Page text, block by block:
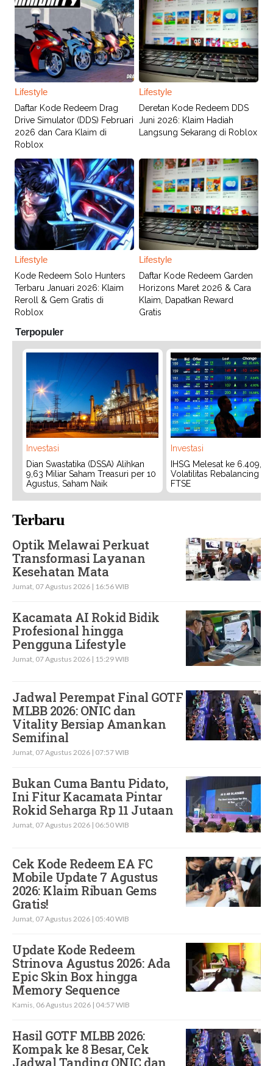
Lifestyle
Daftar Kode Redeem Drag
Drive Simulator (DDS) Februari
2026 dan Cara Klaim di
Roblox
Lifestyle
Deretan Kode Redeem DDS
Juni 2026: Klaim Hadiah
Langsung Sekarang di Roblox
Lifestyle
Kode Redeem Solo Hunters
Terbaru Januari 2026: Klaim
Reroll & Gem Gratis di
Roblox
Lifestyle
Daftar Kode Redeem Garden
Horizons Maret 2026 & Cara
Klaim, Dapatkan Reward
Gratis
Terpopuler
Investasi
Dian Swastatika (DSSA) Alihkan
9,63 Miliar Saham Treasuri per 10
Agustus, Saham Naik
Investasi
IHSG Melesat ke 6.409,
Volatilitas Rebalancing
FTSE
Terbaru
Optik Melawai Perkuat
Transformasi Layanan
Kesehatan Mata
Jumat, 07 Agustus 2026 | 16:56 WIB
Kacamata AI Rokid Bidik
Profesional hingga
Pengguna Lifestyle
Jumat, 07 Agustus 2026 | 15:29 WIB
Jadwal Perempat Final GOTF
MLBB 2026: ONIC dan
Vitality Bersiap Amankan
Semifinal
Jumat, 07 Agustus 2026 | 07:57 WIB
Bukan Cuma Bantu Pidato,
Ini Fitur Kacamata Pintar
Rokid Seharga Rp 11 Jutaan
Jumat, 07 Agustus 2026 | 06:50 WIB
Cek Kode Redeem EA FC
Mobile Update 7 Agustus
2026: Klaim Ribuan Gems
Gratis!
Jumat, 07 Agustus 2026 | 05:40 WIB
Update Kode Redeem
Strinova Agustus 2026: Ada
Epic Skin Box hingga
Memory Sequence
Kamis, 06 Agustus 2026 | 04:57 WIB
Hasil GOTF MLBB 2026:
Kompak ke 8 Besar, Cek
Jadwal Tanding ONIC dan